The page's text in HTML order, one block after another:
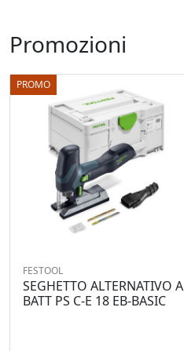
Promozioni
PROMO
FESTOOL
SEGHETTO ALTERNATIVO A
BATT PS C-E 18 EB-BASIC